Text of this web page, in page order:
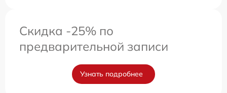
Скидка -25% по
предварительной записи
Узнать подробнее